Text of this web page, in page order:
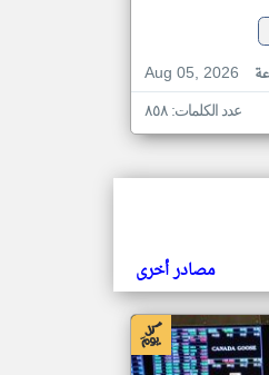
Aug 05, 2026
عدد الكلمات: ٨٥٨
مصادر أخرى